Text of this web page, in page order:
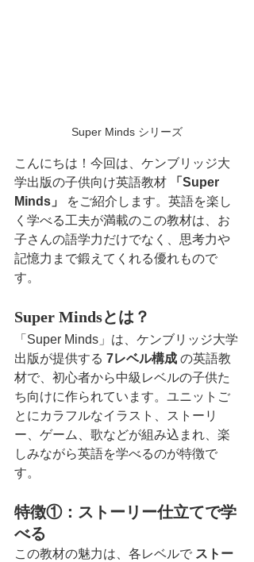
Super Minds シリーズ
こんにちは！今回は、ケンブリッジ大
学出版の子供向け英語教材
「Super
Minds」
をご紹介します。英語を楽し
く学べる工夫が満載のこの教材は、お
子さんの語学力だけでなく、思考力や
記憶力まで鍛えてくれる優れもので
す。
Super Mindsとは？
「Super Minds」は、ケンブリッジ大学
出版が提供する 7レベル構成 の英語教
材で、初心者から中級レベルの子供た
ち向けに作られています。ユニットご
とにカラフルなイラスト、ストーリ
ー、ゲーム、歌などが組み込まれ、楽
しみながら英語を学べるのが特徴で
す。
特徴①：ストーリー仕立てで学
べる
この教材の魅力は、各レベルで ストー